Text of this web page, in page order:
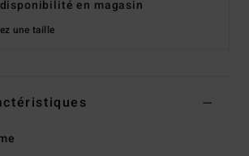
en magasin
une taille